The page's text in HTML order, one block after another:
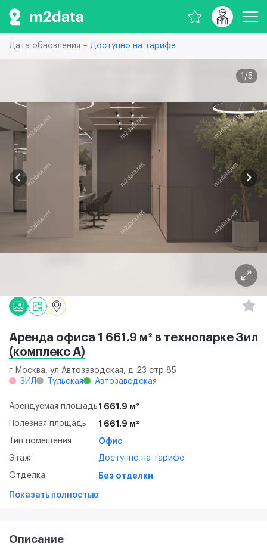
Дата обновления – Доступно на тарифе
1 /5
Аренда офиса 1 661.9 м² в технопарке Зил
(комплекс А)
г Москва, ул Автозаводская, д 23 стр 85
ЗИЛ
Тульская Автозаводская
Арендуемая площадь 1 661.9 м²
Полезная площадь 1 661.9 м²
Тип помещения Офис
Этаж Доступно на тарифе
Отделка Без отделки
Показать полностью
Описание